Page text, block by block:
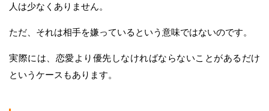
人は少なくありません。
ただ、それは相手を嫌っているという意味ではないのです。
実際には、恋愛より優先しなければならないことがあるだけ
というケースもあります。